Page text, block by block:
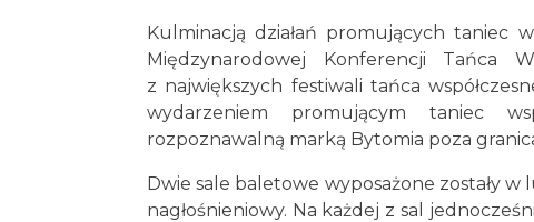
Kulminacją działań promujących taniec
Międzynarodowej Konferencji Tańca
z największych festiwali tańca
wydarzeniem promującym taniec
rozpoznawalną marką Bytomia poza
Dwie sale baletowe wyposażone zostały
nagłośnieniowy. Na każdej z sal